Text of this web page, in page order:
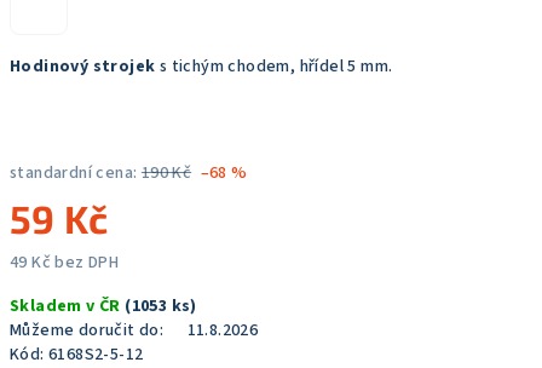
Hodinový strojek s tichým chodem, hřídel 5 mm.
standardní cena: 190 Kč –68 %
59 Kč
49 Kč bez DPH
cena:
Skladem v ČR (1053 ks)
Můžeme doručit do:
11.8.2026
Kód: 6168S2-5-12